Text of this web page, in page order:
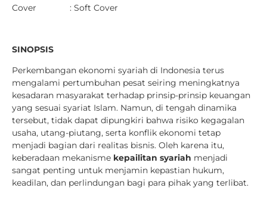
Cover : Soft Cover
SINOPSIS
Perkembangan ekonomi syariah di Indonesia terus
mengalami pertumbuhan pesat seiring meningkatnya
kesadaran masyarakat terhadap prinsip-prinsip keuangan
yang sesuai syariat Islam. Namun, di tengah dinamika
tersebut, tidak dapat dipungkiri bahwa risiko kegagalan
usaha, utang-piutang, serta konflik ekonomi tetap
menjadi bagian dari realitas bisnis. Oleh karena itu,
keberadaan mekanisme kepailitan syariah menjadi
sangat penting untuk menjamin kepastian hukum,
keadilan, dan perlindungan bagi para pihak yang terlibat.